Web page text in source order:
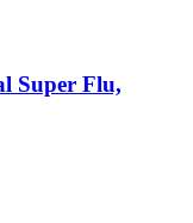
Super Flu,